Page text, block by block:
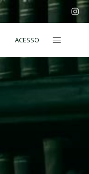
ACESSO